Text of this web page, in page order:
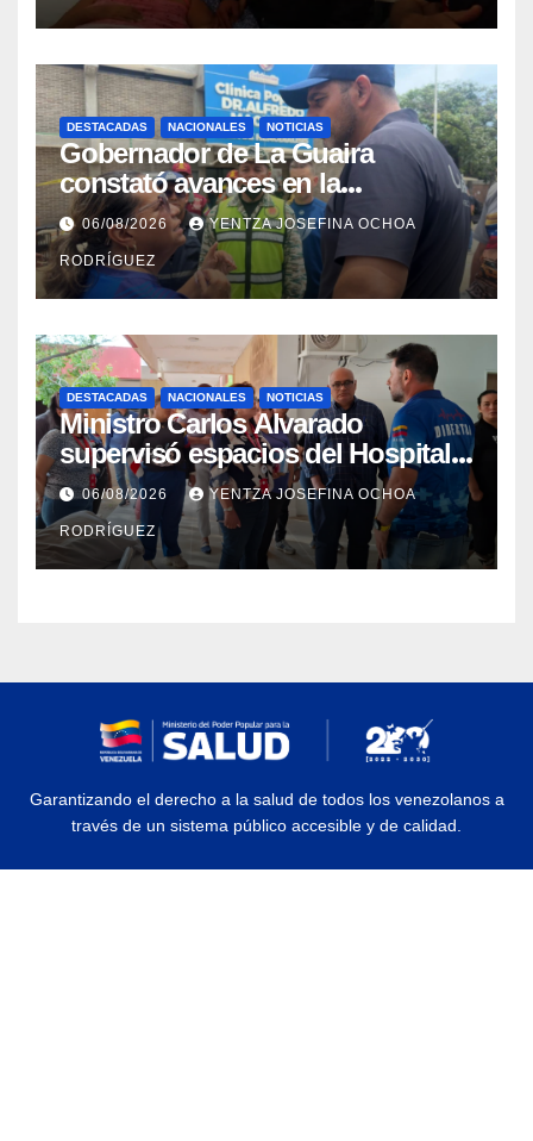
DESTACADAS NACIONALES NOTICIAS
Gobernador de La Guaira
constató avances en la
rehabilitación del Hospitalito de
Catia la Mar
06/08/2026 YENTZA JOSEFINA OCHOA
RODRÍGUEZ
DESTACADAS NACIONALES NOTICIAS
Ministro Carlos Alvarado
supervisó espacios del Hospital
Dermatológico Dr. Martín Vegas
en La Guaira
06/08/2026 YENTZA JOSEFINA OCHOA
RODRÍGUEZ
Garantizando el derecho a la salud de todos los venezolanos a
través de un sistema público accesible y de calidad.